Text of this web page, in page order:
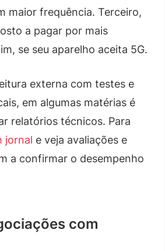
maior frequência. Terceiro,
a pagar por mais
se seu aparelho aceita 5G.
externa com testes e
em algumas matérias é
relatórios técnicos. Para
jornal e veja avaliações e
a confirmar o desempenho
com